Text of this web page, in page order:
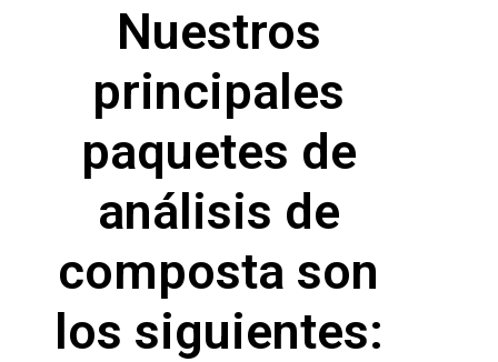
Nuestros
principales
paquetes de
análisis de
composta son
los siguientes: